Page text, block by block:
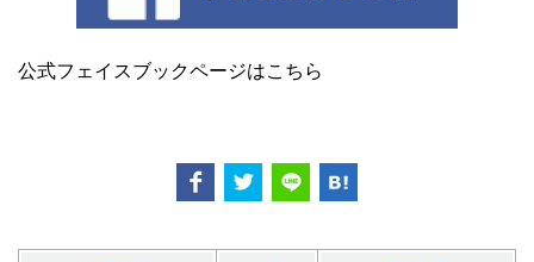
公式フェイスブックページはこちら